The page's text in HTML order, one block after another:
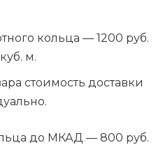
кольца — 1200 руб.
м.
стоимость доставки
до МКАД — 800 руб.